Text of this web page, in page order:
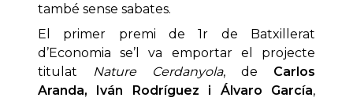
també sense sabates.
El primer premi de 1r de Batxillerat
d’Economia se’l va emportar el projecte
titulat
Nature Cerdanyola, de Carlos
Aranda, Iván Rodríguez i Álvaro García,